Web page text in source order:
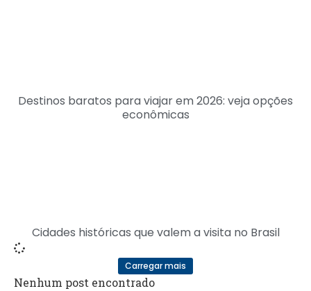
Destinos baratos para viajar em 2026: veja opções
econômicas
Cidades históricas que valem a visita no Brasil
Carregar mais
Nenhum post encontrado